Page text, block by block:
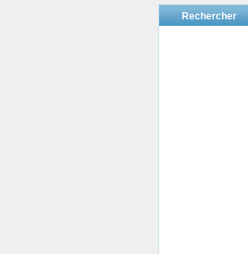
Rechercher